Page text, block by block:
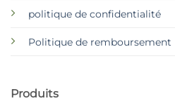
politique de confidentialité
Politique de remboursement
Produits